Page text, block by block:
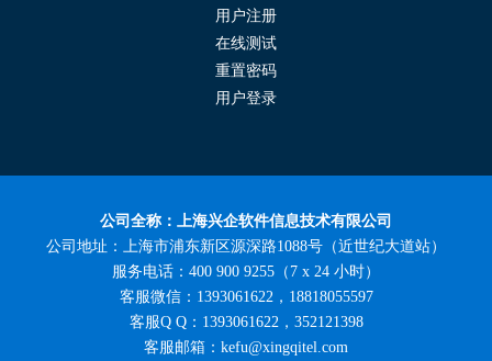
用户注册
在线测试
重置密码
用户登录
公司全称：上海兴企软件信息技术有限公司
公司地址：上海市浦东新区源深路1088号（近世纪大道站）
服务电话：400 900 9255（7 x 24 小时）
客服微信：1393061622，18818055597
客服Q Q：1393061622，352121398
客服邮箱：kefu@xingqitel.com